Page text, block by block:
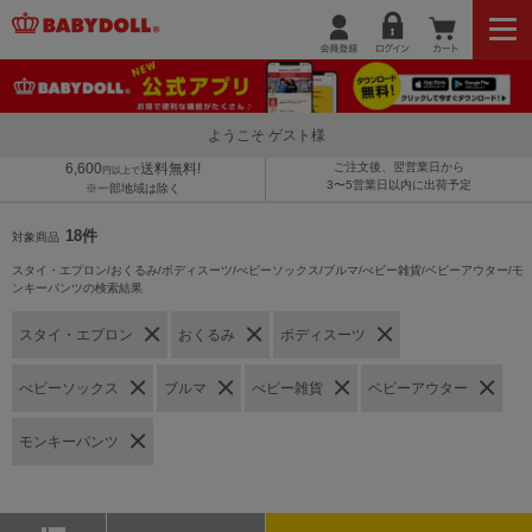
ようこそ ゲスト様
6,600 円以上で送料無料!
※一部地域は除く
ご注文後、翌営業日から
3〜5営業日以内に出荷予定
対象商品 18件
スタイ・エプロン/おくるみ/ボディスーツ/べビーソックス/ブルマ/べビー雑貨/ベビーアウター/モ
ンキーパンツの検索結果
スタイ・エプロン おくるみ ボディスーツ
べビーソックス ブルマ べビー雑貨 ベビーアウター
モンキーパンツ